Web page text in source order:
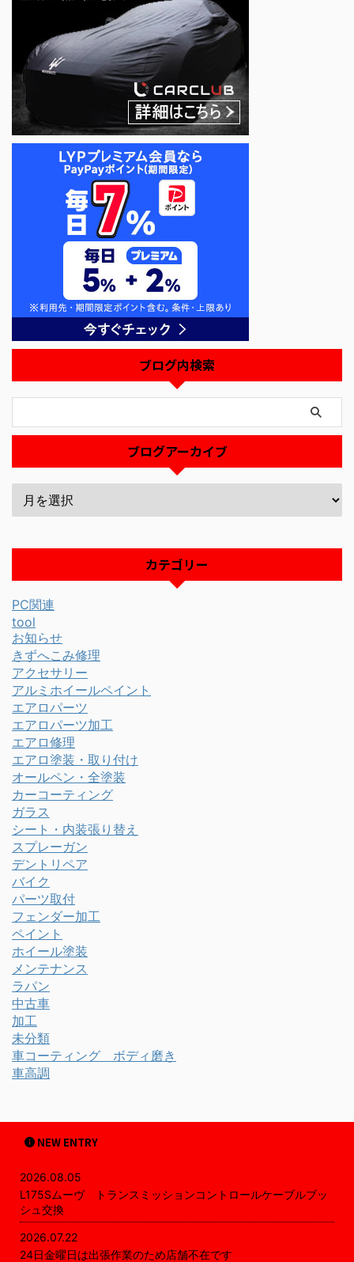
ブログ内検索
ブログアーカイブ
カテゴリー
PC関連
tool
お知らせ
きずへこみ修理
アクセサリー
アルミホイールペイント
エアロパーツ
エアロパーツ加工
エアロ修理
エアロ塗装・取り付け
オールペン・全塗装
カーコーティング
ガラス
シート・内装張り替え
スプレーガン
デントリペア
バイク
パーツ取付
フェンダー加工
ペイント
ホイール塗装
メンテナンス
ラパン
中古車
加工
未分類
車コーティング ボディ磨き
車高調
NEW ENTRY
2026.08.05
L175Sムーヴ トランスミッションコントロールケーブルブッ
シュ交換
2026.07.22
24日金曜日は出張作業のため店舗不在です